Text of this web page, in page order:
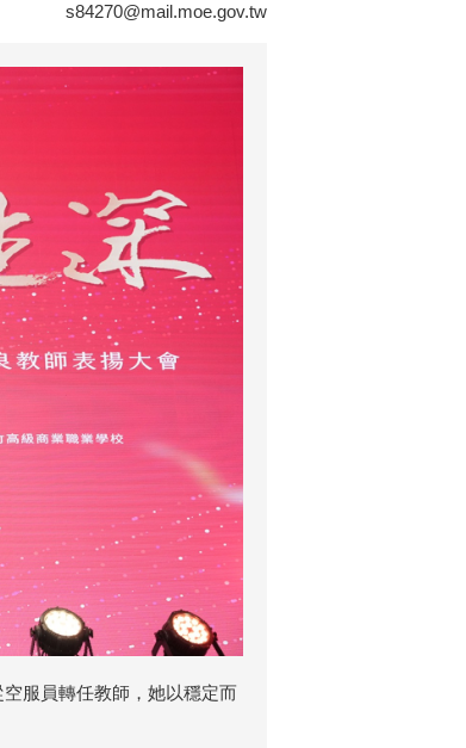
s84270@mail.moe.gov.tw
服員轉任教師，她以穩定而